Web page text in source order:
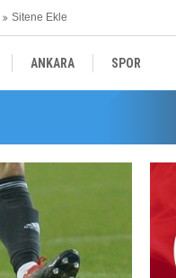
Sitene Ekle
ANKARA SPOR